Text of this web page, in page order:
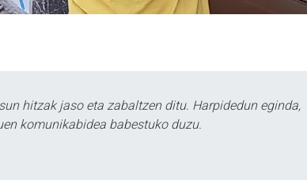
hitzak jaso eta zabaltzen ditu. Harpidedun eginda,
komunikabidea babestuko duzu.